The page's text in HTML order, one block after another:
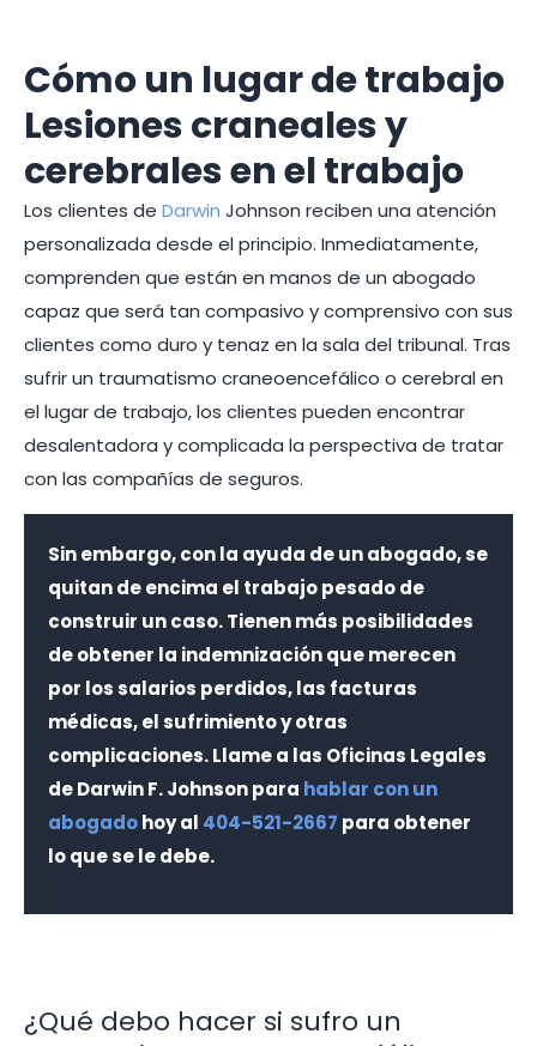
Cómo un lugar de trabajo
Lesiones craneales y
cerebrales en el trabajo
Los clientes de Darwin Johnson reciben una atención
personalizada desde el principio. Inmediatamente,
comprenden que están en manos de un abogado
capaz que será tan compasivo y comprensivo con sus
clientes como duro y tenaz en la sala del tribunal. Tras
sufrir un traumatismo craneoencefálico o cerebral en
el lugar de trabajo, los clientes pueden encontrar
desalentadora y complicada la perspectiva de tratar
con las compañías de seguros.
Sin embargo, con la ayuda de un abogado, se
quitan de encima el trabajo pesado de
construir un caso. Tienen más posibilidades
de obtener la indemnización que merecen
por los salarios perdidos, las facturas
médicas, el sufrimiento y otras
complicaciones. Llame a las Oficinas Legales
de Darwin F. Johnson para hablar con un
abogadohoy al 404-521-2667 para obtener
lo que se le debe.
¿Qué debo hacer si sufro un